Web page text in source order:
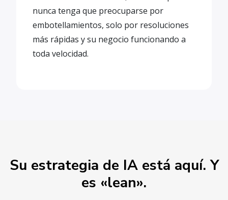
nunca tenga que preocuparse por
embotellamientos, solo por resoluciones
más rápidas y su negocio funcionando a
toda velocidad.
Su estrategia de IA está aquí. Y
es «lean».